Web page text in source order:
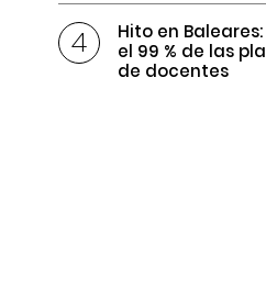
Hito en
el 99 % de las
de docentes